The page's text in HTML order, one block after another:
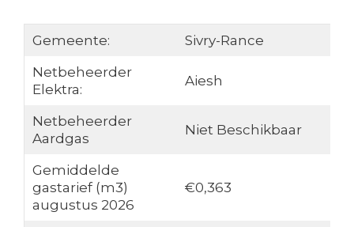
Gemeente:
Sivry-Rance
Netbeheerder
Elektra:
Aiesh
Netbeheerder
Aardgas
Niet Beschikbaar
Gemiddelde
gastarief (m3)
augustus 2026
€0,363